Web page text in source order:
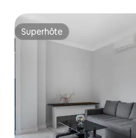
Superhôte
Superhôte